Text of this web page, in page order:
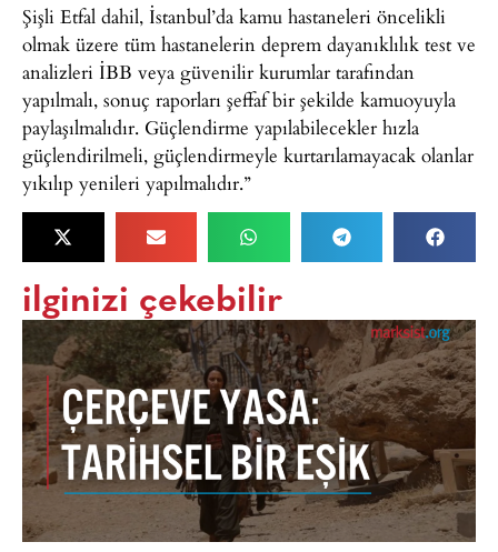
Şişli Etfal dahil, İstanbul’da kamu hastaneleri öncelikli
olmak üzere tüm hastanelerin deprem dayanıklılık test ve
analizleri İBB veya güvenilir kurumlar tarafından
yapılmalı, sonuç raporları şeffaf bir şekilde kamuoyuyla
paylaşılmalıdır. Güçlendirme yapılabilecekler hızla
güçlendirilmeli, güçlendirmeyle kurtarılamayacak olanlar
yıkılıp yenileri yapılmalıdır.”
ilginizi çekebilir